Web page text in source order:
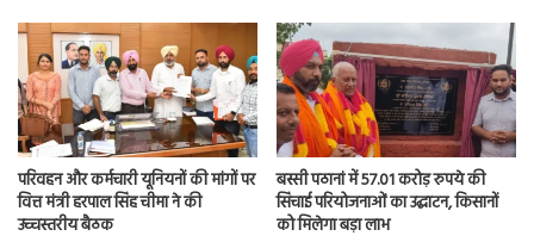
परिवहन और कर्मचारी यूनियनों की मांगों पर
वित्त मंत्री हरपाल सिंह चीमा ने की
उच्चस्तरीय बैठक
बस्सी पठानां में 57.01 करोड़ रुपये की
सिंचाई परियोजनाओं का उद्घाटन, किसानों
को मिलेगा बड़ा लाभ